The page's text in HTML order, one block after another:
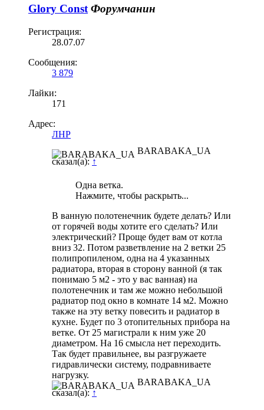
Glory Const Форумчанин
Регистрация:
28.07.07
Сообщения:
3 879
Лайки:
171
Адрес:
ЛНР
BARABAKA_UA
сказал(а): ↑
Одна ветка.
Нажмите, чтобы раскрыть...
В ванную полотенечник будете делать? Или
от горячей воды хотите его сделать? Или
электрический? Проще будет вам от котла
вниз 32. Потом разветвление на 2 ветки 25
полипропиленом, одна на 4 указанных
радиатора, вторая в сторону ванной (я так
понимаю 5 м2 - это у вас ванная) на
полотенечник и там же можно небольшой
радиатор под окно в комнате 14 м2. Можно
также на эту ветку повесить и радиатор в
кухне. Будет по 3 отопительных прибора на
ветке. От 25 магистрали к ним уже 20
диаметром. На 16 смысла нет переходить.
Так будет правильнее, вы разгружаете
гидравлически систему, подравниваете
нагрузку.
BARABAKA_UA
сказал(а): ↑